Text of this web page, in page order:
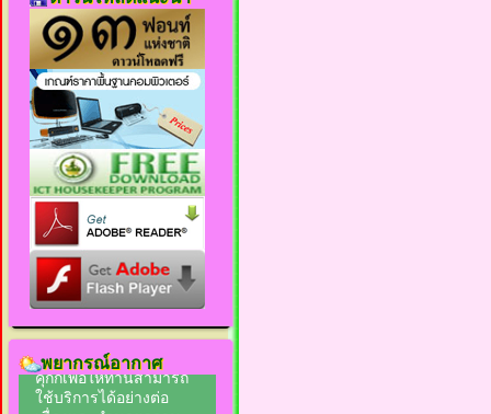
พยากรณ์อากาศ